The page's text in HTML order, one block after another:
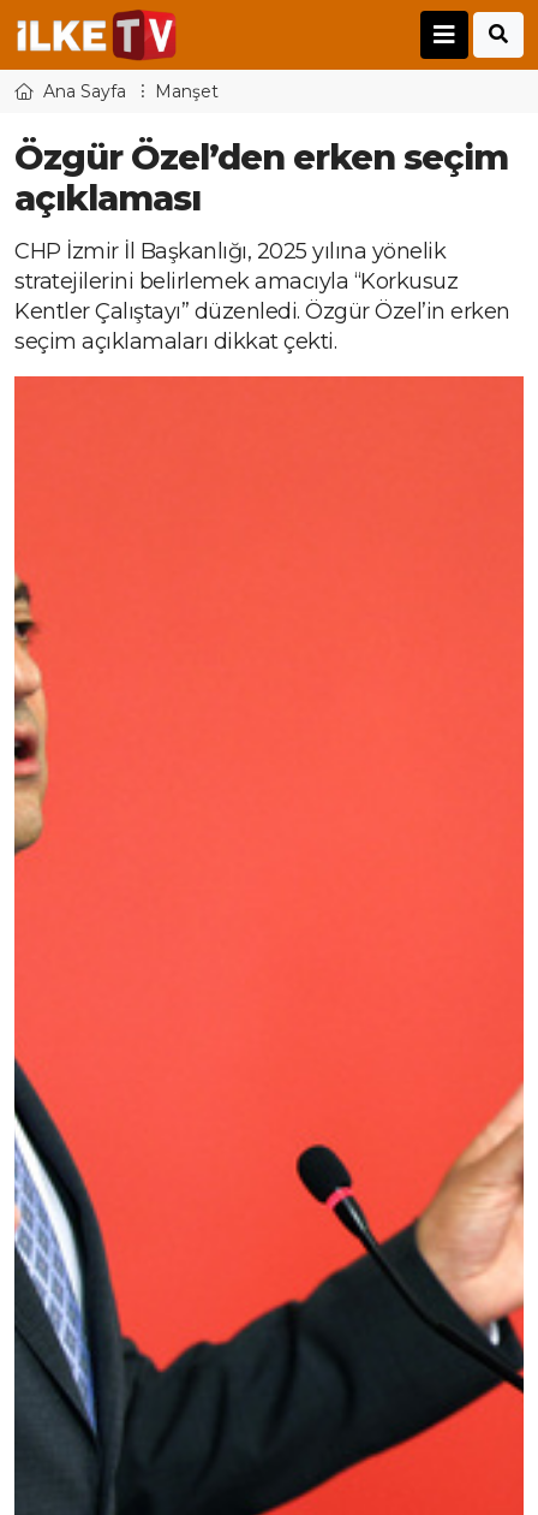
Ana Sayfa Manşet
Özgür Özel’den erken seçim
açıklaması
CHP İzmir İl Başkanlığı, 2025 yılına yönelik
stratejilerini belirlemek amacıyla “Korkusuz
Kentler Çalıştayı” düzenledi. Özgür Özel’in erken
seçim açıklamaları dikkat çekti.